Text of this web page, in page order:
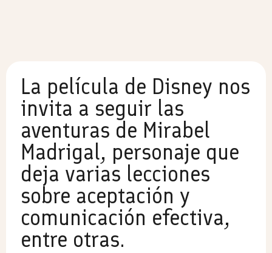
La película de Disney nos
invita a seguir las
aventuras de Mirabel
Madrigal, personaje que
deja varias lecciones
sobre aceptación y
comunicación efectiva,
entre otras.